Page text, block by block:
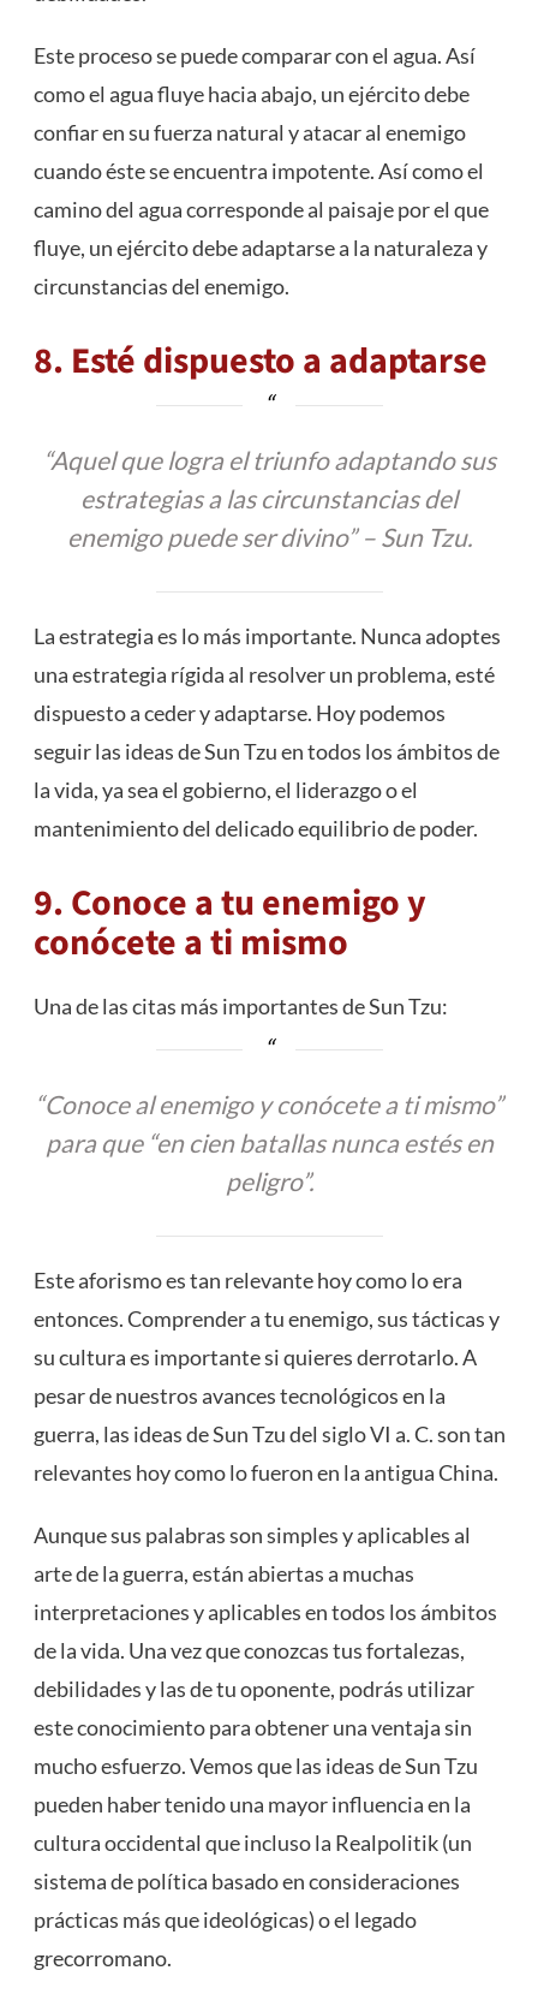
Este proceso se puede comparar con el agua. Así
como el agua fluye hacia abajo, un ejército debe
confiar en su fuerza natural y atacar al enemigo
cuando éste se encuentra impotente. Así como el
camino del agua corresponde al paisaje por el que
fluye, un ejército debe adaptarse a la naturaleza y
circunstancias del enemigo.
8. Esté dispuesto a adaptarse
“Aquel que logra el triunfo adaptando sus
estrategias a las circunstancias del
enemigo puede ser divino” – Sun Tzu.
La estrategia es lo más importante. Nunca adoptes
una estrategia rígida al resolver un problema, esté
dispuesto a ceder y adaptarse. Hoy podemos
seguir las ideas de Sun Tzu en todos los ámbitos de
la vida, ya sea el gobierno, el liderazgo o el
mantenimiento del delicado equilibrio de poder.
9. Conoce a tu enemigo y
conócete a ti mismo
Una de las citas más importantes de Sun Tzu:
“Conoce al enemigo y conócete a ti mismo”
para que “en cien batallas nunca estés en
peligro”.
Este aforismo es tan relevante hoy como lo era
entonces. Comprender a tu enemigo, sus tácticas y
su cultura es importante si quieres derrotarlo. A
pesar de nuestros avances tecnológicos en la
guerra, las ideas de Sun Tzu del siglo VI a. C. son tan
relevantes hoy como lo fueron en la antigua China.
Aunque sus palabras son simples y aplicables al
arte de la guerra, están abiertas a muchas
interpretaciones y aplicables en todos los ámbitos
de la vida. Una vez que conozcas tus fortalezas,
debilidades y las de tu oponente, podrás utilizar
este conocimiento para obtener una ventaja sin
mucho esfuerzo. Vemos que las ideas de Sun Tzu
pueden haber tenido una mayor influencia en la
cultura occidental que incluso la Realpolitik (un
sistema de política basado en consideraciones
prácticas más que ideológicas) o el legado
grecorromano.